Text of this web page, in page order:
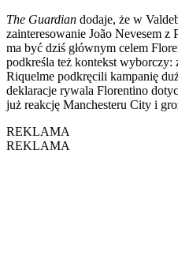
The Guardian dodaje, że w
zainteresowanie João Nevesem z
ma być dziś głównym celem
podkreśla też kontekst
Riquelme podkręcili kampanię
deklaracje rywala Florentino
już reakcję Manchesteru City i
REKLAMA
REKLAMA